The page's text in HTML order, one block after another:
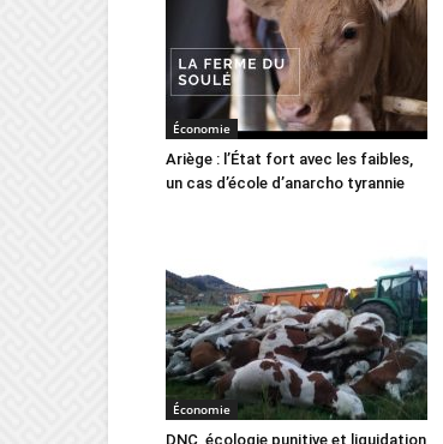
Économie
Ariège : l’État fort avec les faibles,
un cas d’école d’anarcho tyrannie
Économie
DNC, écologie punitive et liquidation